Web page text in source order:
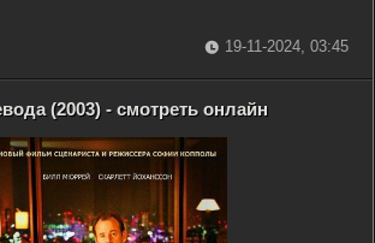
19-11-2024, 03:45
(2003) - смотреть онлайн